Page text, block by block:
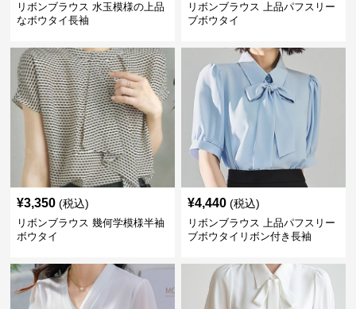
リボンブラウス 水玉模様の上品
なボウタイ長袖
リボンブラウス 上品パフスリー
ブボウタイ
¥3,350 (税込)
リボンブラウス 幾何学模様半袖
ボウタイ
¥4,440 (税込)
リボンブラウス 上品パフスリー
ブボウタイリボン付き長袖